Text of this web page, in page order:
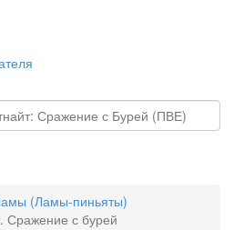
(Ламы-пиньяты)
Сражение с бурей